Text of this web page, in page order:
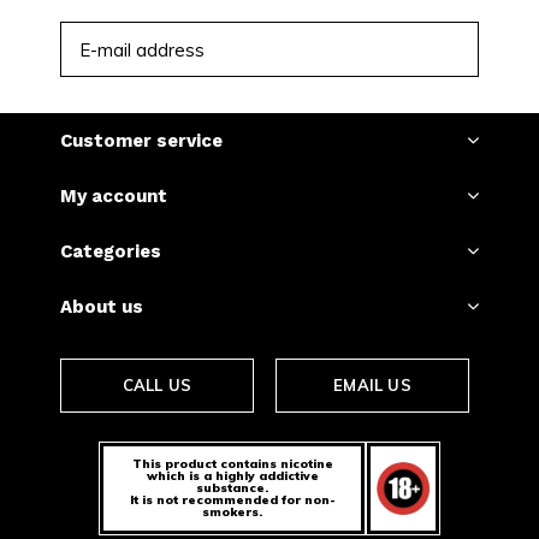
Customer service
My account
Categories
About us
CALL US EMAIL US
This product contains nicotine
which is a highly addictive
substance.
It is not recommended for non-
smokers.